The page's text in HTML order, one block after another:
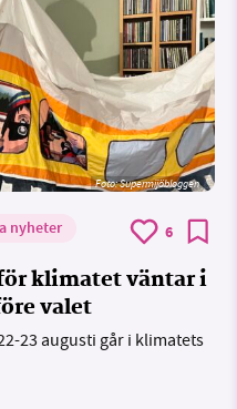
Foto: Supermijöbloggen
nyheter 6
klimatet väntar i
valet
23 augusti går i klimatets